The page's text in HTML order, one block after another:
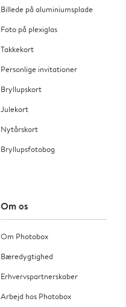
Billede på aluminiumsplade
Foto på plexiglas
Takkekort
Personlige invitationer
Bryllupskort
Julekort
Nytårskort
Bryllupsfotobog
Om os
Om Photobox
Bæredygtighed
Erhvervspartnerskaber
Arbejd hos Photobox